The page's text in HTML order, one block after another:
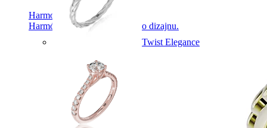
Harmony
Harmónia klasiky a moderného dizajnu.
Twist Elegance